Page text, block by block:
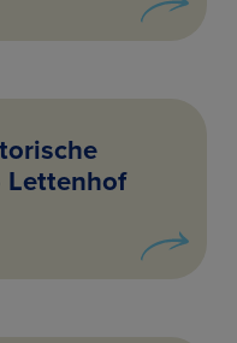
Lettenhof